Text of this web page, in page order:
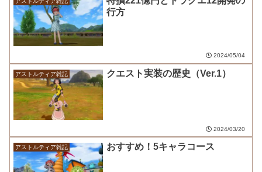
行方
2024/05/04
アストルティア雑記 クエスト実装の歴史（Ver.1）
2024/03/20
アストルティア雑記 おすすめ！5キャラコース